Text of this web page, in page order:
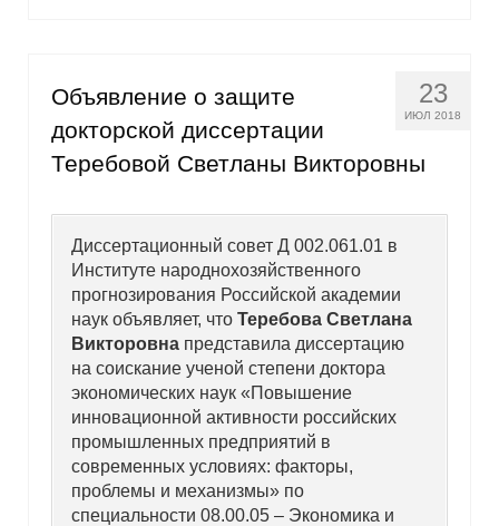
23
ИЮЛ 2018
Объявление о защите
докторской диссертации
Теребовой Светланы Викторовны
Диссертационный совет Д 002.061.01 в
Институте народнохозяйственного
прогнозирования Российской академии
наук объявляет, что Теребова Светлана
Викторовна представила диссертацию
на соискание ученой степени доктора
экономических наук «Повышение
инновационной активности российских
промышленных предприятий в
современных условиях: факторы,
проблемы и механизмы» по
специальности 08.00.05 – Экономика и